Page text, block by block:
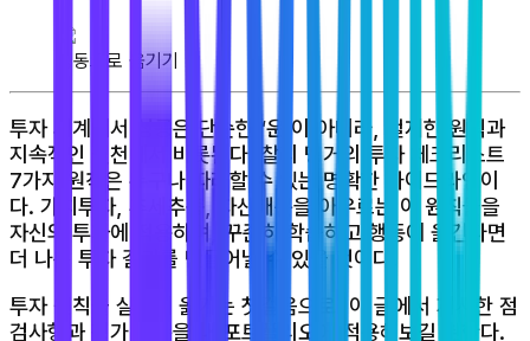
행동으로 옮기기
투자 세계에서 성공은 단순한 ‘운’이 아니라, 철저한 원칙과
지속적인 실천에서 비롯된다. 찰리 멍거의 투자 체크리스트
7가지 원칙은 누구나 따라할 수 있는 명확한 가이드라인이
다. 가치투자, 추세추종, 자산배분을 아우르는 이 원칙들을
자신의 투자에 적용하며, 꾸준히 학습하고 행동에 옮긴다면
더 나은 투자 결과를 만들어낼 수 있을 것이다.
투자 원칙을 실천에 옮기는 첫걸음으로, 이 글에서 제시한 점
검사항과 평가 기준을 내 포트폴리오에 적용해보길 권한다.